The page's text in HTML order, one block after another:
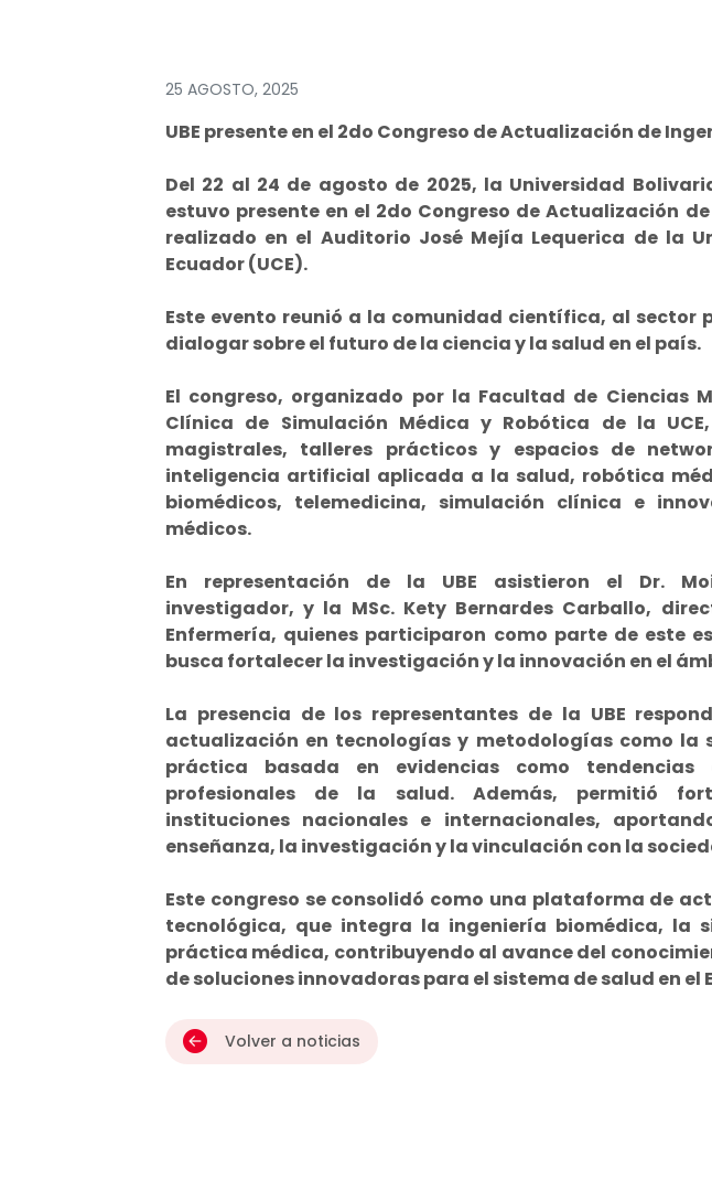
25 AGOSTO, 2025
UBE presente en el 2do Congreso de Actualización de
Del 22 al 24 de agosto de 2025, la Universidad
estuvo presente en el 2do Congreso de Actualización
realizado en el Auditorio José Mejía Lequerica de la
Ecuador (UCE).
Este evento reunió a la comunidad científica, al sector
dialogar sobre el futuro de la ciencia y la salud en el país.
El congreso, organizado por la Facultad de Ciencias
Clínica de Simulación Médica y Robótica de la
magistrales, talleres prácticos y espacios de
inteligencia artificial aplicada a la salud, robótica
biomédicos, telemedicina, simulación clínica e
médicos.
En representación de la UBE asistieron el Dr.
investigador, y la MSc. Kety Bernardes Carballo,
Enfermería, quienes participaron como parte de este
busca fortalecer la investigación y la innovación en el
La presencia de los representantes de la UBE
actualización en tecnologías y metodologías como la
práctica basada en evidencias como
profesionales de la salud. Además, permitió
instituciones nacionales e internacionales,
enseñanza, la investigación y la vinculación con la
Este congreso se consolidó como una plataforma de
tecnológica, que integra la ingeniería biomédica, la
práctica médica, contribuyendo al avance del
de soluciones innovadoras para el sistema de salud en el
Volver a noticias